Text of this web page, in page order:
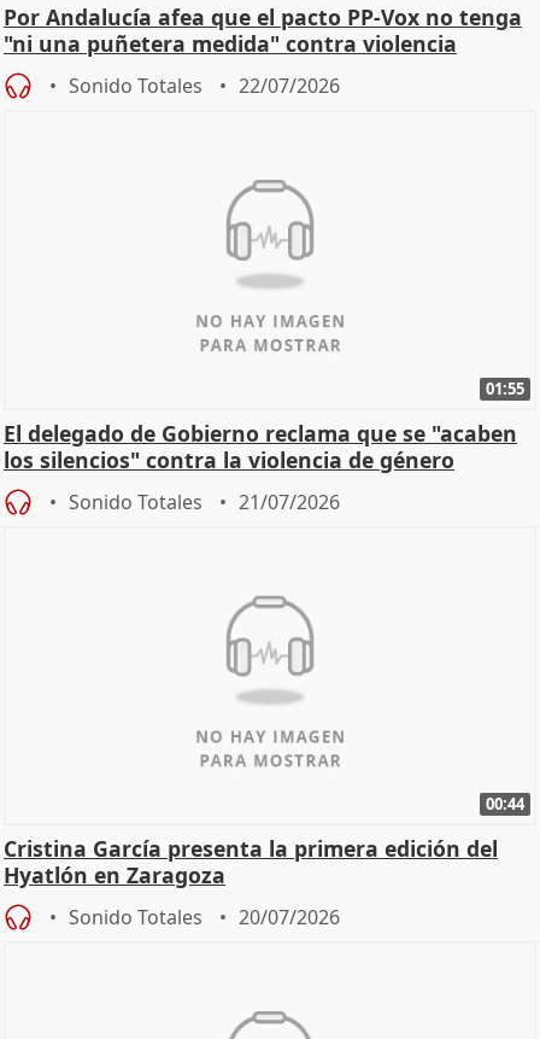
Por Andalucía afea que el pacto PP-Vox no tenga
"ni una puñetera medida" contra violencia
machista
Sonido Totales 22/07/2026
01:55
El delegado de Gobierno reclama que se "acaben
los silencios" contra la violencia de género
Sonido Totales 21/07/2026
00:44
Cristina García presenta la primera edición del
Hyatlón en Zaragoza
Sonido Totales 20/07/2026